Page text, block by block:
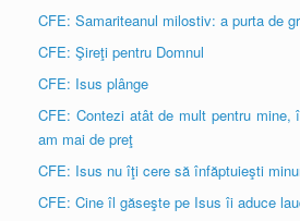
CFE: Samariteanul milostiv: a purta de
CFE: Şireţi pentru Domnul
CFE: Isus plânge
CFE: Contezi atât de mult pentru
am mai de preţ
CFE: Isus nu îţi cere să înfăptuieşti
CFE: Cine îl găseşte pe Isus îi aduce